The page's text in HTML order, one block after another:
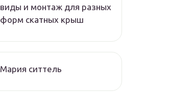
виды и монтаж для разных
форм скатных крыш
Мария ситтель